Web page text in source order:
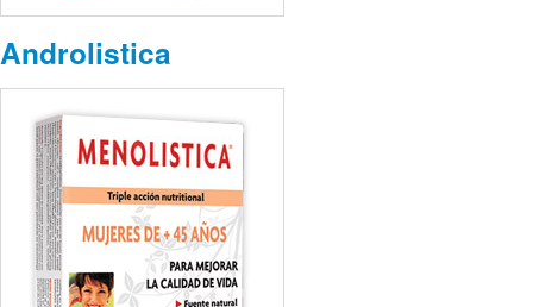
Androlistica